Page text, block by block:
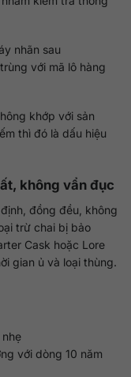
nhãn sau
với mã lô hàng
khớp với sản
thì đó là dấu hiệu
không vẩn đục
đồng đều, không
trừ chai bị bảo
Cask hoặc Lore
gian ủ và loại thùng.
với dòng 10 năm